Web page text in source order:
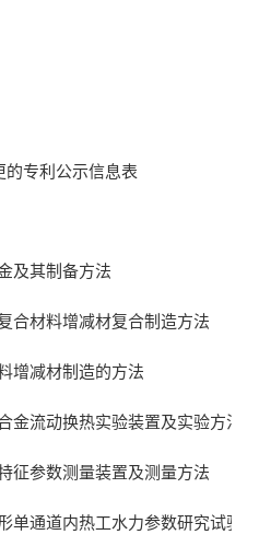
的专利公示信息表
及其制备方法
合材料增减材复合制造方法
增减材制造的方法
金流动换热实验装置及实验方法
征参数测量装置及测量方法
单通道内热工水力参数研究试验